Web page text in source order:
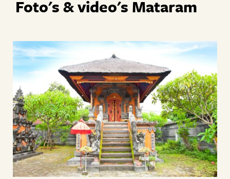
Foto's & video's Mataram